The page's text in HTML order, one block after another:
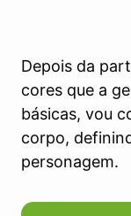
Depois da
cores que a
básicas, vou
corpo,
personagem.